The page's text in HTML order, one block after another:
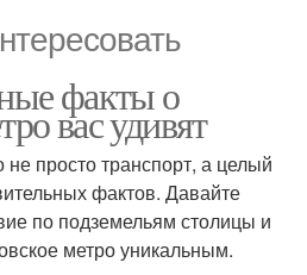
факты о
вас удивят
просто транспорт, а целый
фактов. Давайте
по подземельям столицы и
метро уникальным.